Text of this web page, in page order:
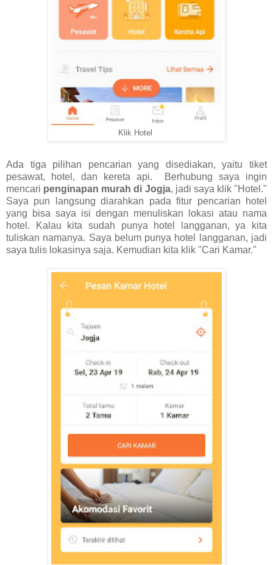
Klik Hotel
Ada tiga pilihan pencarian yang disediakan, yaitu tiket
pesawat, hotel, dan kereta api. Berhubung saya ingin
mencari penginapan murah di Jogja, jadi saya klik "Hotel."
Saya pun langsung diarahkan pada fitur pencarian hotel
yang bisa saya isi dengan menuliskan lokasi atau nama
hotel. Kalau kita sudah punya hotel langganan, ya kita
tuliskan namanya. Saya belum punya hotel langganan, jadi
saya tulis lokasinya saja. Kemudian kita klik "Cari Kamar."